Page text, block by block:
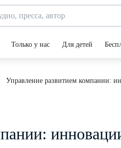
Только у нас Для детей
Управление развитием компании: